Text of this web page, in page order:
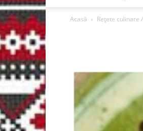
Acasă Rețete culinare